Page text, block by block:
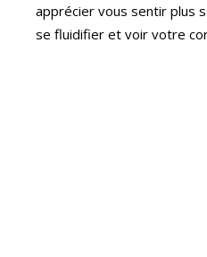
apprécier vous sentir plus
se fluidifier et voir votre